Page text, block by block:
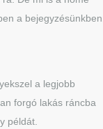
a bejegyzésünkben.
a legjobb
forgó lakás ráncba
példát.